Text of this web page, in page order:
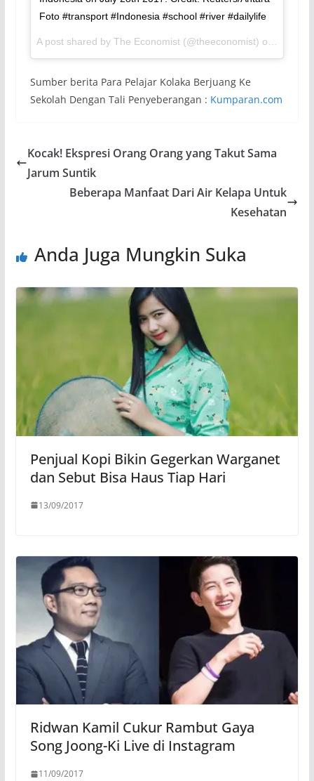
Foto #transport #Indonesia #school #river #dailylife
A post shared by The Economist (@theeconomist) on Jul 30,
Sumber berita Para Pelajar Kolaka Berjuang Ke
Sekolah Dengan Tali Penyeberangan : Kumparan.com
Kocak! Ekspresi Orang Orang yang Takut Sama
Jarum Suntik
Beberapa Manfaat Dari Air Kelapa Untuk
Kesehatan
Anda Juga Mungkin Suka
Penjual Kopi Bikin Gegerkan Warganet
dan Sebut Bisa Haus Tiap Hari
13/09/2017
Ridwan Kamil Cukur Rambut Gaya
Song Joong-Ki Live di Instagram
11/09/2017